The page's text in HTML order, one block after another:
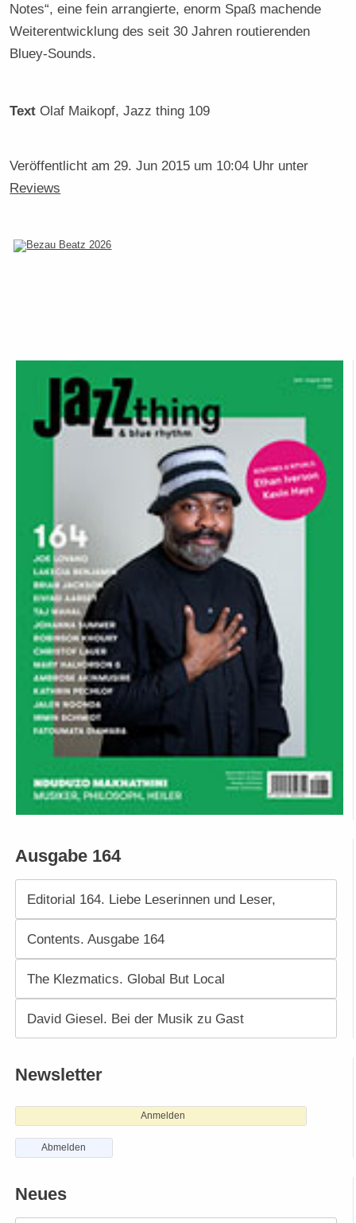
Notes“, eine fein arrangierte, enorm Spaß machende
Weiterentwicklung des seit 30 Jahren routierenden
Bluey-Sounds.
Text Olaf Maikopf, Jazz thing 109
Veröffentlicht am 29. Jun 2015 um 10:04 Uhr unter
Reviews
Ausgabe 164
Editorial 164. Liebe Leserinnen und Leser,
Contents. Ausgabe 164
The Klezmatics. Global But Local
David Giesel. Bei der Musik zu Gast
Newsletter
Anmelden
Abmelden
Neues